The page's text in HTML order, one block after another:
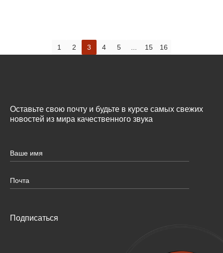
1 2 3 4 5 15 16
Оставьте свою почту и будьте в курсе самых свежих
новостей из мира качественного звука
Подписаться